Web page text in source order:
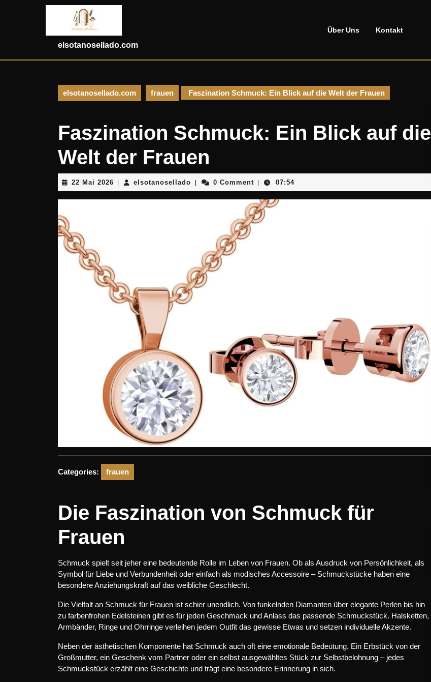
elsotanosellado.com
Über Uns Kontakt
elsotanosellado.com frauen Faszination Schmuck: Ein Blick auf die Welt der Frauen
Faszination Schmuck: Ein Blick auf die
Welt der Frauen
22 Mai 2026 22
Mai
2026
elsotanosellado elsotanosellado
0 Comment 07:54
Categories: frauen
Die Faszination von Schmuck für
Frauen
Schmuck spielt seit jeher eine bedeutende Rolle im Leben von Frauen. Ob als Ausdruck von Persönlichkeit, als
Symbol für Liebe und Verbundenheit oder einfach als modisches Accessoire – Schmuckstücke haben eine
besondere Anziehungskraft auf das weibliche Geschlecht.
Die Vielfalt an Schmuck für Frauen ist schier unendlich. Von funkelnden Diamanten über elegante Perlen bis hin
zu farbenfrohen Edelsteinen gibt es für jeden Geschmack und Anlass das passende Schmuckstück. Halsketten,
Armbänder, Ringe und Ohrringe verleihen jedem Outfit das gewisse Etwas und setzen individuelle Akzente.
Neben der ästhetischen Komponente hat Schmuck auch oft eine emotionale Bedeutung. Ein Erbstück von der
Großmutter, ein Geschenk vom Partner oder ein selbst ausgewähltes Stück zur Selbstbelohnung – jedes
Schmuckstück erzählt eine Geschichte und trägt eine besondere Erinnerung in sich.